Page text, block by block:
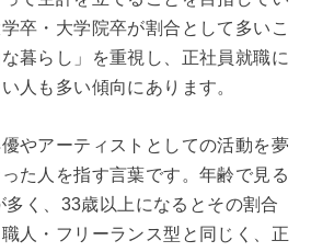
卒・大学院卒が割合として多いこ
暮らし」を重視し、正社員就職に
人も多い傾向にあります。
やアーティストとしての活動を夢
た人を指す言葉です。年齢で見る
多く、33歳以上になるとその割合
人・フリーランス型と同じく、正